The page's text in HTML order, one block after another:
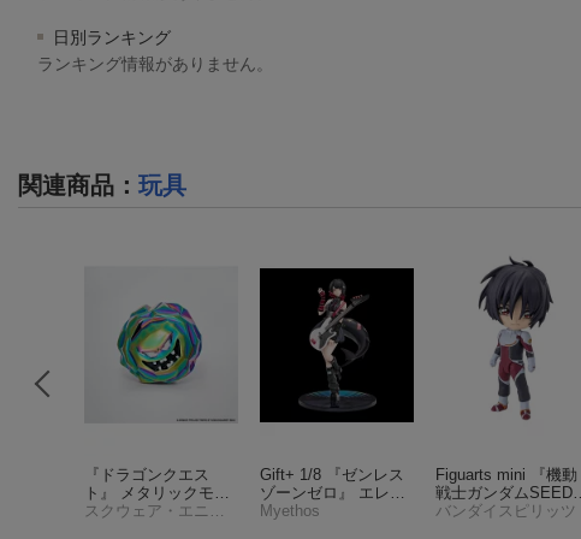
日別ランキング
ランキング情報がありません。
関連商品 ： 玩具
『ドラゴンクエス
ト』 メタリックモン
スターズギャラリー
Gift+ 1/8 『ゼンレス
ゾーンゼロ』 エレ
ン・ジョー 華やぐ遊
Myethos
Figuarts mini 『機動
戦士ガンダムSEED D
ESTINY』 シン・ア
バンダイスピリッツ